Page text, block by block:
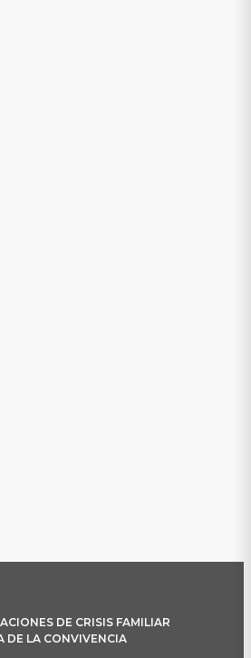
DE CRISIS FAMILIAR
DE LA CONVIVENCIA